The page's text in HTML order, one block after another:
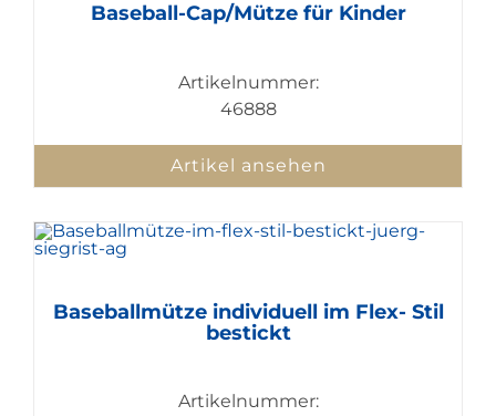
Baseball-Cap/Mütze für Kinder
Artikelnummer:
46888
Artikel ansehen
Baseballmütze individuell im Flex- Stil
bestickt
Artikelnummer: